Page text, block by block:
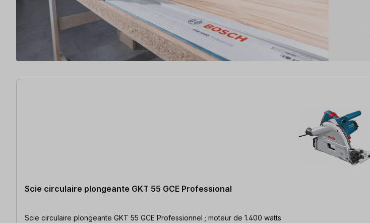
2 articles trouvés
Scie circulaire plongeante GKT 55 GCE Professional
Scie circulaire plongeante GKT 55 GCE Professionnel ; moteur de 1.400 watts